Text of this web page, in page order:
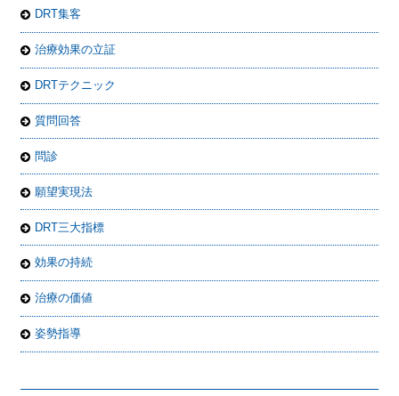
DRT集客
治療効果の立証
DRTテクニック
質問回答
問診
願望実現法
DRT三大指標
効果の持続
治療の価値
姿勢指導